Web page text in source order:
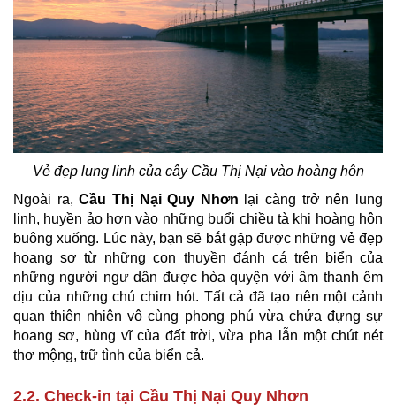
Vẻ đẹp lung linh của cây Cầu Thị Nại vào hoàng hôn
Ngoài ra,Cầu Thị Nại Quy Nhơn lại càng trở nên lung
linh, huyền ảo hơn vào những buổi chiều tà khi hoàng hôn
buông xuống. Lúc này, bạn sẽ bắt gặp được những vẻ đẹp
hoang sơ từ những con thuyền đánh cá trên biển của
những người ngư dân được hòa quyện với âm thanh êm
dịu của những chú chim hót. Tất cả đã tạo nên một cảnh
quan thiên nhiên vô cùng phong phú vừa chứa đựng sự
hoang sơ, hùng vĩ của đất trời, vừa pha lẫn một chút nét
thơ mộng, trữ tình của biển cả.
2.2. Check-in tại Cầu Thị Nại Quy Nhơn